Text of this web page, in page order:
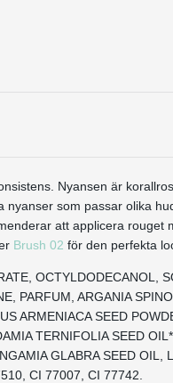
Nyansen är
som passar olika
att applicera rouget
Brush 02 för den perfekta
OCTYLDODECANOL,
PARFUM, ARGANIA
ARMENIACA SEED
TERNIFOLIA SEED
GLABRA SEED OIL,
CI 77007, CI 77742.